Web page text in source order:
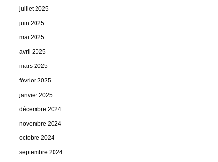
juillet 2025
juin 2025
mai 2025
avril 2025
mars 2025
février 2025
janvier 2025
décembre 2024
novembre 2024
octobre 2024
septembre 2024